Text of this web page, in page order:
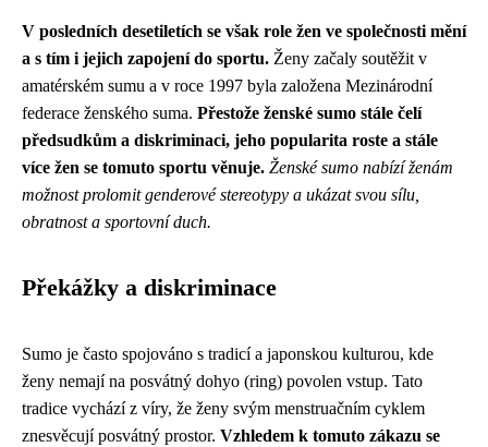
V posledních desetiletích se však role žen ve společnosti mění
a s tím i jejich zapojení do sportu. Ženy začaly soutěžit v
amatérském sumu a v roce 1997 byla založena Mezinárodní
federace ženského suma. Přestože ženské sumo stále čelí
předsudkům a diskriminaci, jeho popularita roste a stále
více žen se tomuto sportu věnuje. Ženské sumo nabízí ženám
možnost prolomit genderové stereotypy a ukázat svou sílu,
obratnost a sportovní duch.
Překážky a diskriminace
Sumo je často spojováno s tradicí a japonskou kulturou, kde
ženy nemají na posvátný dohyo (ring) povolen vstup. Tato
tradice vychází z víry, že ženy svým menstruačním cyklem
znesvěcují posvátný prostor. Vzhledem k tomuto zákazu se